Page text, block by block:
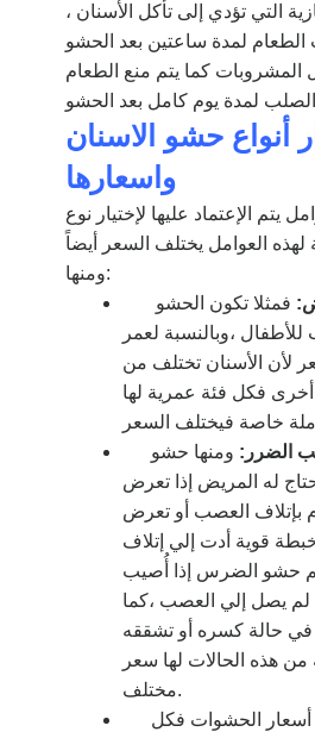
التي تؤدي إلى تأكل الأسنان ،
لمدة ساعتين بعد الحشو
المشروبات كما يتم منع الطعام
أنواع حشو الاسنان
واسعارها
يتم الإعتماد عليها لإختيار نوع
لهذه العوامل يختلف السعر أيضاً
ومنها:
فمثلا تكون الحشو
،وبالنسبة لعمر
لأن الأسنان تختلف من
فكل فئة عمرية لها
الضرر: ومنها حشو
له المريض إذا تعرض
العصب أو تعرض
قوية أدت إلي إتلاف
حشو الضرس إذا أُصيب
لم يصل إلي العصب ،كما
حالة كسره أو تشققه
من هذه الحالات لها سعر
مختلف.
أسعار الحشوات فكل